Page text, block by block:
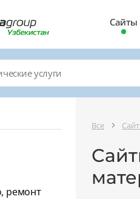
Сайты
ремонт
Все